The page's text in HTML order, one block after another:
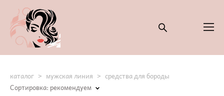
каталог > мужская линия > средства для бороды
Сортировка:рекомендуем